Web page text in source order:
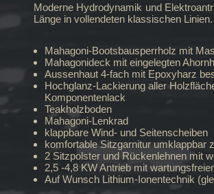
Moderne Hydrodynamik und
Länge in vollendeten klassischen Linien.
Mahagoni-Bootsbausperrholz mit
Mahagonideck mit eingelegten
Aussenhaut 4-fach mit Epoxyharz
Hochglanz-Lackierung aller
Komponentenlack
Teakholzboden
Mahagoni-Lenkrad
klappbare Wind- und Seitenscheiben
komfortable Sitzgarnitur umklappbar
2 Sitzpolster und Rückenlehnen mit
2,5 -4,8 KW Antrieb mit
Auf Wunsch Lithium-Ionentechnik